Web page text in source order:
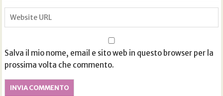
Salva il mio nome, email e sito web in questo browser per la
prossima volta che commento.